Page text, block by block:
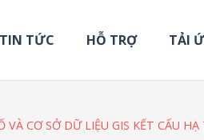
TIN TỨC HỖ TRỢ TẢI
VÀ CƠ SỞ DỮ LIỆU GIS KẾT CẤU